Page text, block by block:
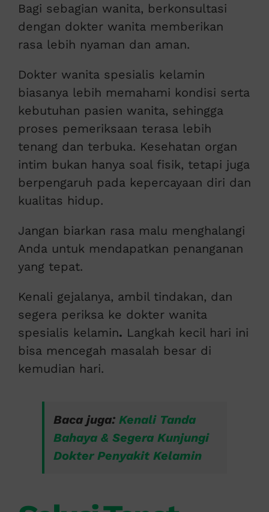
Bagi sebagian wanita, berkonsultasi
dengan dokter wanita memberikan
rasa lebih nyaman dan aman.
Dokter wanita spesialis kelamin
biasanya lebih memahami kondisi serta
kebutuhan pasien wanita, sehingga
proses pemeriksaan terasa lebih
tenang dan terbuka. Kesehatan organ
intim bukan hanya soal fisik, tetapi juga
berpengaruh pada kepercayaan diri dan
kualitas hidup.
Jangan biarkan rasa malu menghalangi
Anda untuk mendapatkan penanganan
yang tepat.
Kenali gejalanya, ambil tindakan, dan
segera periksa ke dokter wanita
spesialis kelamin. Langkah kecil hari ini
bisa mencegah masalah besar di
kemudian hari.
Baca juga: Kenali Tanda
Bahaya & Segera Kunjungi
Dokter Penyakit Kelamin